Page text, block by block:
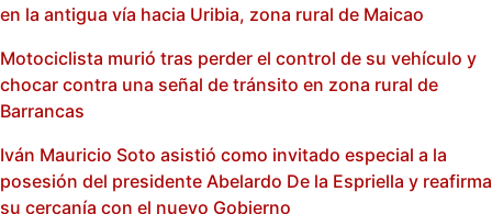
en la antigua vía hacia Uribia, zona rural de Maicao
Motociclista murió tras perder el control de su vehículo y
chocar contra una señal de tránsito en zona rural de
Barrancas
Iván Mauricio Soto asistió como invitado especial a la
posesión del presidente Abelardo De la Espriella y reafirma
su cercanía con el nuevo Gobierno